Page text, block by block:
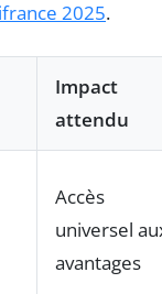
2025.
Impact
attendu
Accès
universel
avantages